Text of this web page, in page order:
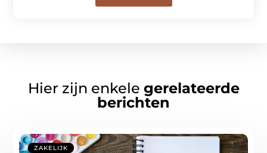
Hier zijn enkele gerelateerde
berichten
ZAKELIJK